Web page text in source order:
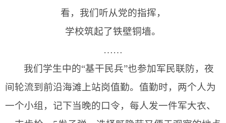
看，我们听从党的指挥，
学校筑起了铁壁铜墙。
……
我们学生中的“基干民兵”也参加军民联防，夜
间轮流到前沿海滩上站岗值勤。值勤时，两个人为
一个小组，记下当晚的口令，每人发一件军大衣、